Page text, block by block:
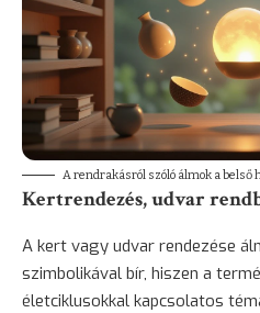
A rendrakásról szóló álmok a
Kertrendezés, udvar
A kert vagy udvar rendezése
szimbolikával bír, hiszen a
életciklusokkal kapcsolatos